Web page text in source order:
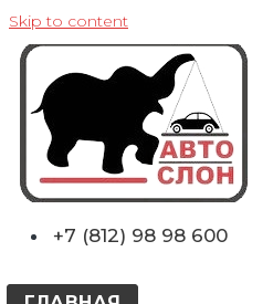
Skip to content
+7 (812) 98 98 600